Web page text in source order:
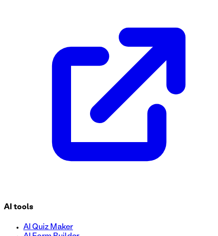
Rationalisez votre processus de soumission de demande
à utiliser. Rassemblez sans effort les détails essentiels
sont capturées pour l’évaluation. Utilisez ce modèle
AI tools
AI Quiz Maker